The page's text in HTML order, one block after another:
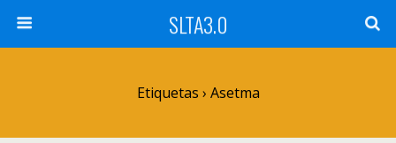
SLTA3.0
Etiquetas › Asetma